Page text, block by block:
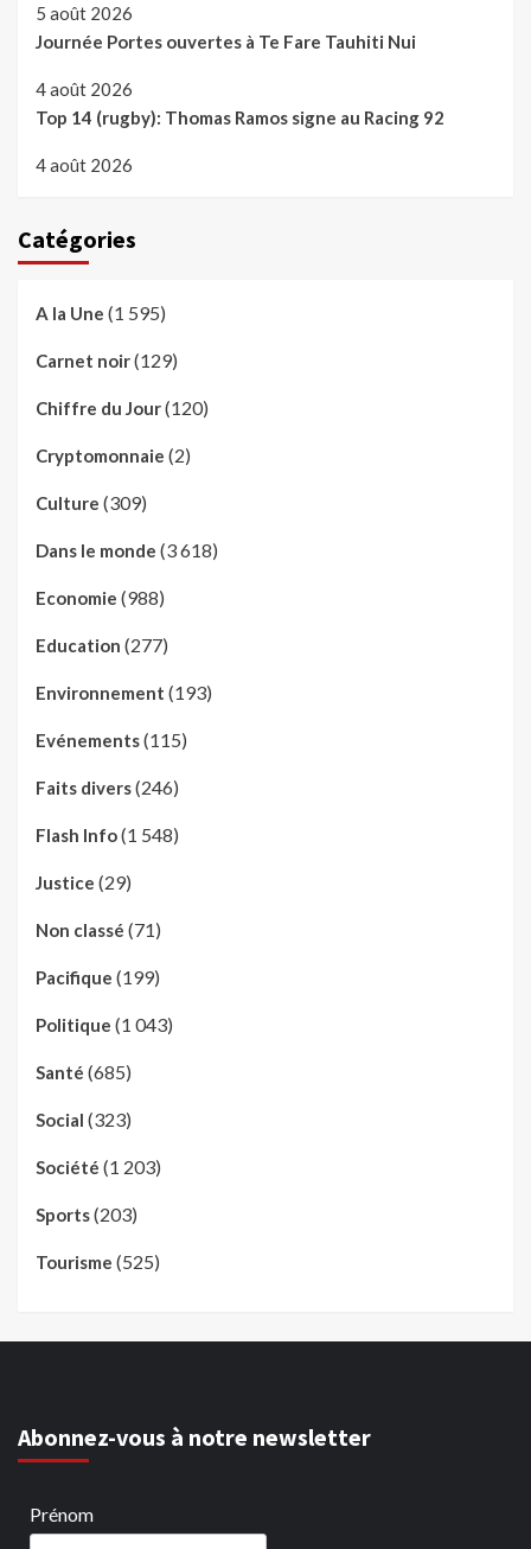
5 août 2026
Journée Portes ouvertes à Te Fare Tauhiti Nui
4 août 2026
Top 14 (rugby): Thomas Ramos signe au Racing 92
4 août 2026
Catégories
A la Une (1 595)
Carnet noir(129)
Chiffre du Jour(120)
Cryptomonnaie (2)
Culture (309)
Dans le monde (3 618)
Economie (988)
Education (277)
Environnement (193)
Evénements(115)
Faits divers(246)
Flash Info(1 548)
Justice (29)
Non classé (71)
Pacifique (199)
Politique (1 043)
Santé (685)
Social (323)
Société (1 203)
Sports(203)
Tourisme (525)
Abonnez-vous à notre newsletter
Prénom